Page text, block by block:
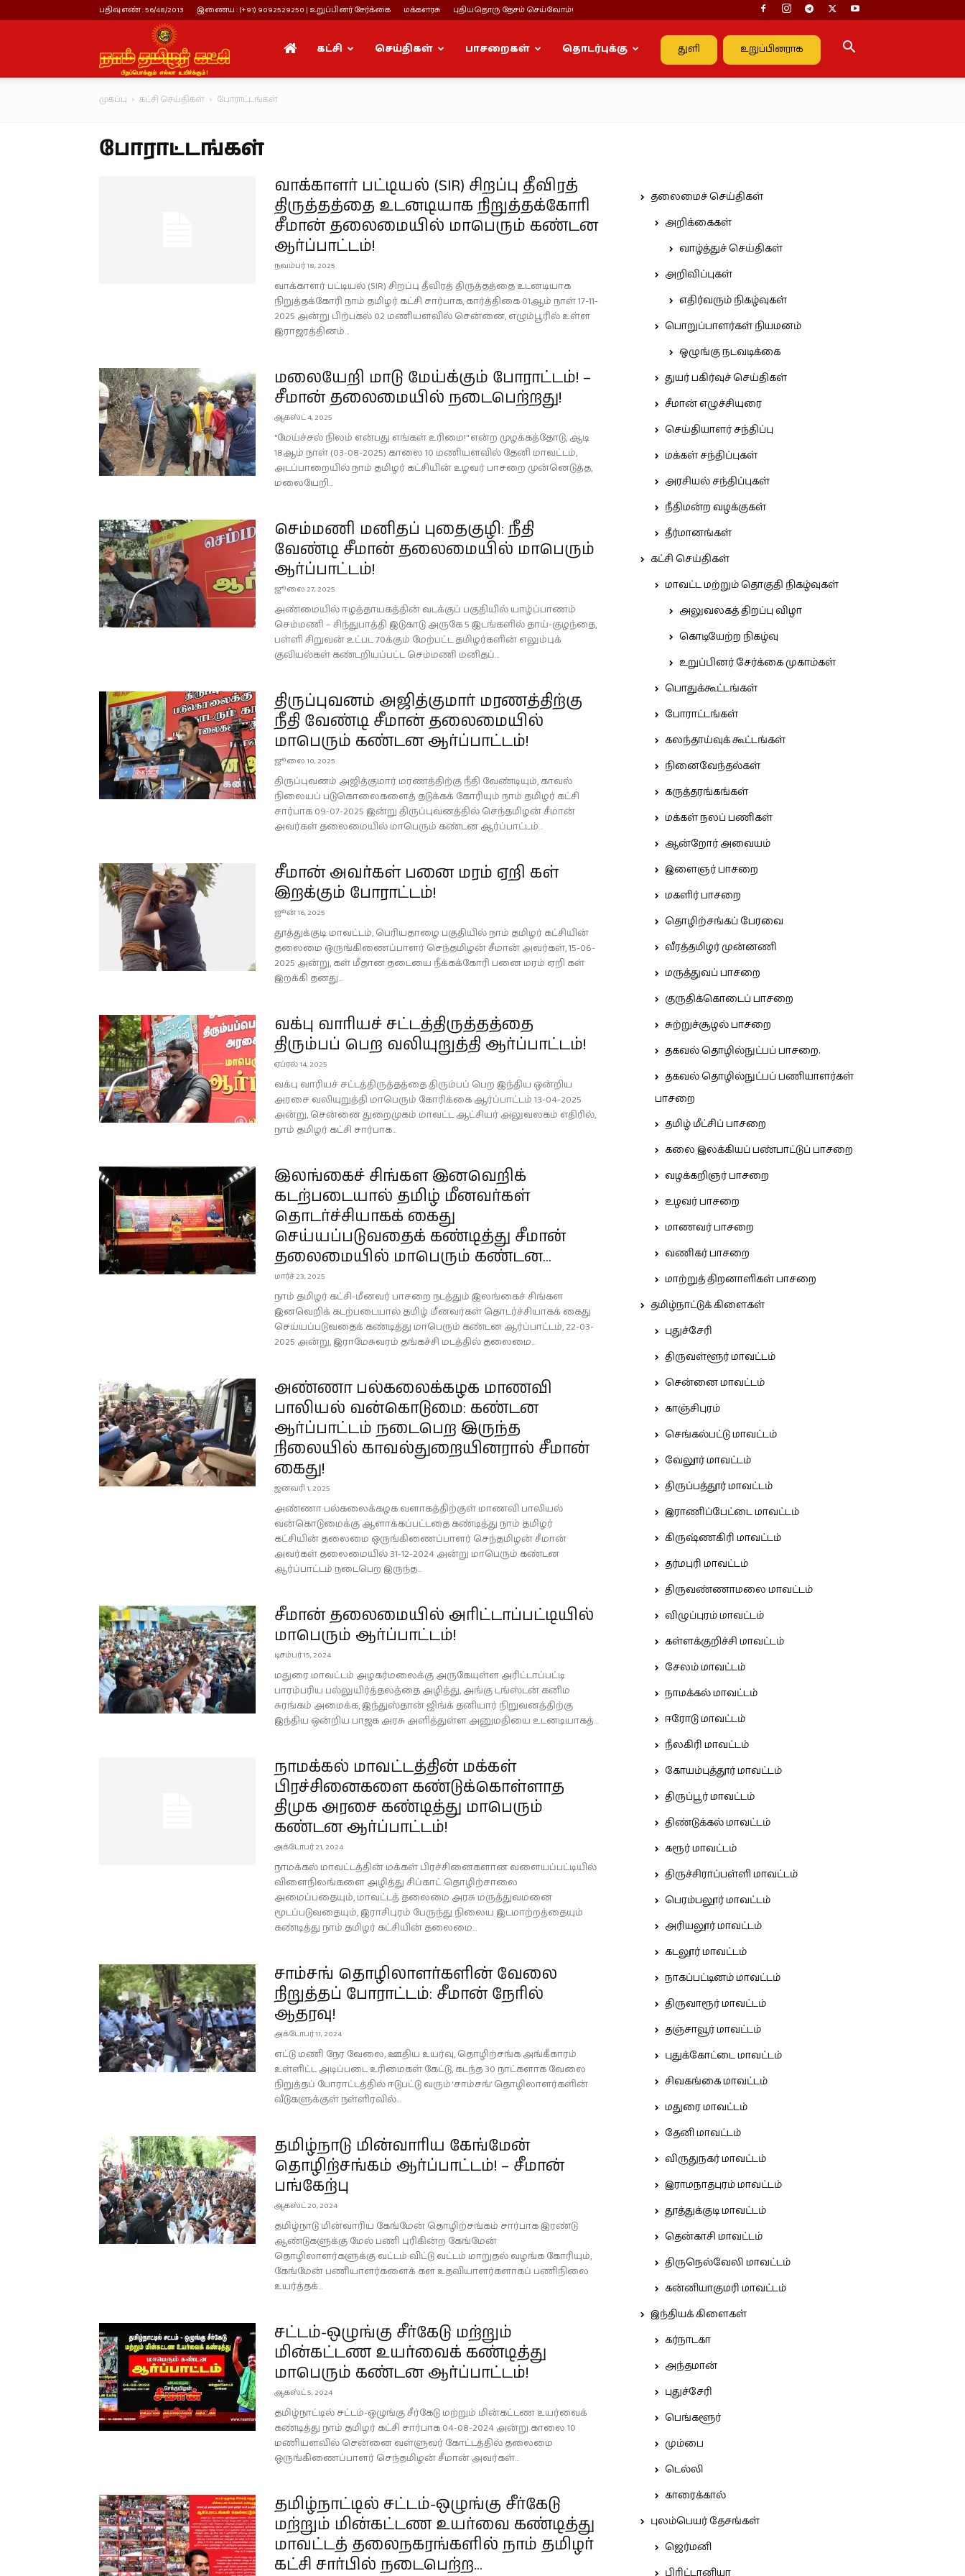
பதிவு எண் : 56/48/2013 இணைய : (+91) 9092529250 | உறுப்பினர் சேர்க்கை மக்களரசு புதியதொரு தேசம் செய்வோம்!
துளி உறுப்பினராக
நாம்
தமிழர்
கட்சி செய்திகள் பாசறைகள் தொடர்புக்கு
முகப்பு கட்சி செய்திகள் போராட்டங்கள்
போராட்டங்கள்
வாக்காளர் பட்டியல் (SIR) சிறப்பு தீவிரத்
திருத்தத்தை உடனடியாக நிறுத்தக்கோரி
சீமான் தலைமையில் மாபெரும் கண்டன
ஆர்ப்பாட்டம்!
நவம்பர் 18, 2025
வாக்காளர் பட்டியல் (SIR) சிறப்பு தீவிரத் திருத்தத்தை உடனடியாக
நிறுத்தக்கோரி நாம் தமிழர் கட்சி சார்பாக, கார்த்திகை 01ஆம் நாள் 17-11-
2025 அன்று பிற்பகல் 02 மணியளவில் சென்னை, எழும்பூரில் உள்ள
இராஜரத்தினம்...
மலையேறி மாடு மேய்க்கும் போராட்டம்! –
சீமான் தலைமையில் நடைபெற்றது!
ஆகஸ்ட் 4, 2025
"மேய்ச்சல் நிலம் என்பது எங்கள் உரிமை!" என்ற முழக்கத்தோடு, ஆடி
18ஆம் நாள் (03-08-2025) காலை 10 மணியளவில் தேனி மாவட்டம்,
அடப்பாறையில் நாம் தமிழர் கட்சியின் உழவர் பாசறை முன்னெடுத்த,
மலையேறி...
செம்மணி மனிதப் புதைகுழி: நீதி
வேண்டி சீமான் தலைமையில் மாபெரும்
ஆர்ப்பாட்டம்!
ஜூலை 27, 2025
அண்மையில் ஈழத்தாயகத்தின் வடக்குப் பகுதியில் யாழ்ப்பாணம்
செம்மணி – சிந்துபாத்தி இடுகாடு அருகே 5 இடங்களில் தாய்-குழந்தை,
பள்ளி சிறுவன் உட்பட 70க்கும் மேற்பட்ட தமிழர்களின் எலும்புக்
குவியல்கள் கண்டறியப்பட்ட செம்மணி மனிதப்...
திருப்புவனம் அஜித்குமார் மரணத்திற்கு
நீதி வேண்டி சீமான் தலைமையில்
மாபெரும் கண்டன ஆர்ப்பாட்டம்!
ஜூலை 10, 2025
திருப்புவனம் அஜித்குமார் மரணத்திற்கு நீதி வேண்டியும், காவல்
நிலையப் படுகொலைகளைத் தடுக்கக் கோரியும் நாம் தமிழர் கட்சி
சார்பாக 09-07-2025 இன்று திருப்புவனத்தில் செந்தமிழன் சீமான்
அவர்கள் தலைமையில் மாபெரும் கண்டன ஆர்ப்பாட்டம்...
சீமான் அவர்கள் பனை மரம் ஏறி கள்
இறக்கும் போராட்டம்!
ஜூன் 16, 2025
தூத்துக்குடி மாவட்டம், பெரியதாழை பகுதியில் நாம் தமிழர் கட்சியின்
தலைமை ஒருங்கிணைப்பாளர் செந்தமிழன் சீமான் அவர்கள், 15-06-
2025 அன்று, கள் மீதான தடையை நீக்கக்கோரி பனை மரம் ஏறி கள்
இறக்கி தனது...
வக்பு வாரியச் சட்டத்திருத்தத்தை
திரும்பப் பெற வலியுறுத்தி ஆர்ப்பாட்டம்!
ஏப்ரல் 14, 2025
வக்பு வாரியச் சட்டத்திருத்தத்தை திரும்பப் பெற இந்திய ஒன்றிய
அரசை வலியுறுத்தி மாபெரும் கோரிக்கை ஆர்ப்பாட்டம் 13-04-2025
அன்று, சென்னை துறைமுகம் மாவட்ட ஆட்சியர் அலுவலகம் எதிரில்,
நாம் தமிழர் கட்சி சார்பாக...
இலங்கைச் சிங்கள இனவெறிக்
கடற்படையால் தமிழ் மீனவர்கள்
தொடர்ச்சியாகக் கைது
செய்யப்படுவதைக் கண்டித்து சீமான்
தலைமையில் மாபெரும் கண்டன...
மார்ச் 23, 2025
நாம் தமிழர் கட்சி-மீனவர் பாசறை நடத்தும் இலங்கைச் சிங்கள
இனவெறிக் கடற்படையால் தமிழ் மீனவர்கள் தொடர்ச்சியாகக் கைது
செய்யப்படுவதைக் கண்டித்து மாபெரும் கண்டன ஆர்ப்பாட்டம், 22-03-
2025 அன்று, இராமேசுவரம் தங்கச்சி மடத்தில் தலைமை...
அண்ணா பல்கலைக்கழக மாணவி
பாலியல் வன்கொடுமை: கண்டன
ஆர்ப்பாட்டம் நடைபெற இருந்த
நிலையில் காவல்துறையினரால் சீமான்
கைது!
ஜனவரி 1, 2025
அண்ணா பல்கலைக்கழக வளாகத்திற்குள் மாணவி பாலியல்
வன்கொடுமைக்கு ஆளாக்கப்பட்டதை கண்டித்து நாம் தமிழர்
கட்சியின் தலைமை ஒருங்கிணைப்பாளர் செந்தமிழன் சீமான்
அவர்கள் தலைமையில் 31-12-2024 அன்று மாபெரும் கண்டன
ஆர்ப்பாட்டம் நடைபெற இருந்த...
சீமான் தலைமையில் அரிட்டாப்பட்டியில்
மாபெரும் ஆர்ப்பாட்டம்!
டிசம்பர் 15, 2024
மதுரை மாவட்டம் அழகர்மலைக்கு அருகேயுள்ள அரிட்டாப்பட்டி
பாரம்பரிய பல்லுயிர்த்தலத்தை அழித்து, அங்கு டங்ஸ்டன் கனிம
சுரங்கம் அமைக்க, இந்துஸ்தான் ஜிங்க் தனியார் நிறுவனத்திற்கு
இந்திய ஒன்றிய பாஜக அரசு அளித்துள்ள அனுமதியை உடனடியாகத்...
நாமக்கல் மாவட்டத்தின் மக்கள்
பிரச்சினைகளை கண்டுக்கொள்ளாத
திமுக அரசை கண்டித்து மாபெரும்
கண்டன ஆர்ப்பாட்டம்!
அக்டோபர் 21, 2024
நாமக்கல் மாவட்டத்தின் மக்கள் பிரச்சினைகளான வளையப்பட்டியில்
விளைநிலங்களை அழித்து சிப்காட் தொழிற்சாலை
அமைப்பதையும், மாவட்டத் தலைமை அரசு மருத்துவமனை
மூடப்படுவதையும், இராசிபுரம் பேருந்து நிலைய இடமாற்றத்தையும்
கண்டித்து நாம் தமிழர் கட்சியின் தலைமை...
சாம்சங் தொழிலாளர்களின் வேலை
நிறுத்தப் போராட்டம்: சீமான் நேரில்
ஆதரவு!
அக்டோபர் 11, 2024
எட்டு மணி நேர வேலை, ஊதிய உயர்வு, தொழிற்சங்க அங்கீகாரம்
உள்ளிட்ட அடிப்படை உரிமைகள் கேட்டு, கடந்த 30 நாட்களாக வேலை
நிறுத்தப் போராட்டத்தில் ஈடுபட்டு வரும் ‘சாம்சங்’ தொழிலாளர்களின்
வீடுகளுக்குள் நள்ளிரவில்...
தமிழ்நாடு மின்வாரிய கேங்மேன்
தொழிற்சங்கம் ஆர்ப்பாட்டம்! – சீமான்
பங்கேற்பு
ஆகஸ்ட் 20, 2024
தமிழ்நாடு மின்வாரிய கேங்மேன் தொழிற்சங்கம் சார்பாக இரண்டு
ஆண்டுகளுக்கு மேல் பணி புரிகின்ற கேங்மேன்
தொழிலாளர்களுக்கு வட்டம் விட்டு வட்டம் மாறுதல் வழங்க கோரியும்,
கேங்மேன் பணியாளர்களைக் கள உதவியாளர்களாகப் பணிநிலை
உயர்த்தக்...
சட்டம்-ஒழுங்கு சீர்கேடு மற்றும்
மின்கட்டண உயர்வைக் கண்டித்து
மாபெரும் கண்டன ஆர்ப்பாட்டம்!
ஆகஸ்ட் 5, 2024
தமிழ்நாட்டில் சட்டம்-ஒழுங்கு சீர்கேடு மற்றும் மின்கட்டண உயர்வைக்
கண்டித்து நாம் தமிழர் கட்சி சார்பாக 04-08-2024 அன்று காலை 10
மணியளவில் சென்னை வள்ளுவர் கோட்டத்தில் தலைமை
ஒருங்கிணைப்பாளர் செந்தமிழன் சீமான் அவர்கள்...
தமிழ்நாட்டில் சட்டம்-ஒழுங்கு சீர்கேடு
மற்றும் மின்கட்டண உயர்வை கண்டித்து
மாவட்டத் தலைநகரங்களில் நாம் தமிழர்
கட்சி சார்பில் நடைபெற்ற...
தலைமைச் செய்திகள்
அறிக்கைகள்
வாழ்த்துச் செய்திகள்
அறிவிப்புகள்
எதிர்வரும் நிகழ்வுகள்
பொறுப்பாளர்கள் நியமனம்
ஒழுங்கு நடவடிக்கை
துயர் பகிர்வுச் செய்திகள்
சீமான் எழுச்சியுரை
செய்தியாளர் சந்திப்பு
மக்கள் சந்திப்புகள்
அரசியல் சந்திப்புகள்
நீதிமன்ற வழக்குகள்
தீர்மானங்கள்
கட்சி செய்திகள்
மாவட்ட மற்றும் தொகுதி நிகழ்வுகள்
அலுவலகத் திறப்பு விழா
கொடியேற்ற நிகழ்வு
உறுப்பினர் சேர்க்கை முகாம்கள்
பொதுக்கூட்டங்கள்
போராட்டங்கள்
கலந்தாய்வுக் கூட்டங்கள்
நினைவேந்தல்கள்
கருத்தரங்கங்கள்
மக்கள் நலப் பணிகள்
ஆன்றோர் அவையம்
இளைஞர் பாசறை
மகளிர் பாசறை
தொழிற்சங்கப் பேரவை
வீரத்தமிழர் முன்னணி
மருத்துவப் பாசறை
குருதிக்கொடைப் பாசறை
சுற்றுச்சூழல் பாசறை
தகவல் தொழில்நுட்பப் பாசறை.
தகவல் தொழில்நுட்பப் பணியாளர்கள்
பாசறை
தமிழ் மீட்சிப் பாசறை
கலை இலக்கியப் பண்பாட்டுப் பாசறை
வழக்கறிஞர் பாசறை
உழவர் பாசறை
மாணவர் பாசறை
வணிகர் பாசறை
மாற்றுத் திறனாளிகள் பாசறை
தமிழ்நாட்டுக் கிளைகள்
புதுச்சேரி
திருவள்ளூர் மாவட்டம்
சென்னை மாவட்டம்
காஞ்சிபுரம்
செங்கல்பட்டு மாவட்டம்
வேலூர் மாவட்டம்
திருப்பத்தூர் மாவட்டம்
இராணிப்பேட்டை மாவட்டம்
கிருஷ்ணகிரி மாவட்டம்
தர்மபுரி மாவட்டம்
திருவண்ணாமலை மாவட்டம்
விழுப்புரம் மாவட்டம்
கள்ளக்குறிச்சி மாவட்டம்
சேலம் மாவட்டம்
நாமக்கல் மாவட்டம்
ஈரோடு மாவட்டம்
நீலகிரி மாவட்டம்
கோயம்புத்தூர் மாவட்டம்
திருப்பூர் மாவட்டம்
திண்டுக்கல் மாவட்டம்
கரூர் மாவட்டம்
திருச்சிராப்பள்ளி மாவட்டம்
பெரம்பலூர் மாவட்டம்
அரியலூர் மாவட்டம்
கடலூர் மாவட்டம்
நாகப்பட்டினம் மாவட்டம்
திருவாரூர் மாவட்டம்
தஞ்சாவூர் மாவட்டம்
புதுக்கோட்டை மாவட்டம்
சிவகங்கை மாவட்டம்
மதுரை மாவட்டம்
தேனி மாவட்டம்
விருதுநகர் மாவட்டம்
இராமநாதபுரம் மாவட்டம்
தூத்துக்குடி மாவட்டம்
தென்காசி மாவட்டம்
திருநெல்வேலி மாவட்டம்
கன்னியாகுமரி மாவட்டம்
இந்தியக் கிளைகள்
கர்நாடகா
அந்தமான்
புதுச்சேரி
பெங்களூர்
மும்பை
டெல்லி
காரைக்கால்
புலம்பெயர் தேசங்கள்
ஜெர்மனி